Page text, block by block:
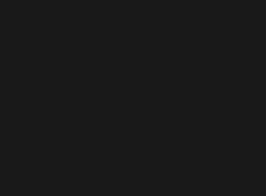
проекту или по фото.